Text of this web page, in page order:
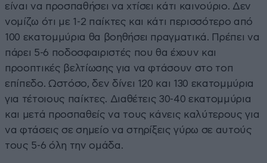
είναι να προσπαθήσει να χτίσει κάτι καινούριο. Δεν
νομίζω ότι με 1-2 παίκτες και κάτι περισσότερο από
100 εκατομμύρια θα βοηθήσει πραγματικά. Πρέπει να
πάρει 5-6 ποδοσφαιριστές που θα έχουν και
προοπτικές βελτίωσης για να φτάσουν στο τοπ
επίπεδο. Ωστόσο, δεν δίνει 120 και 130 εκατομμύρια
για τέτοιους παίκτες. Διαθέτεις 30-40 εκατομμύρια
και μετά προσπαθείς να τους κάνεις καλύτερους για
να φτάσεις σε σημείο να στηρίξεις γύρω σε αυτούς
τους 5-6 όλη την ομάδα.